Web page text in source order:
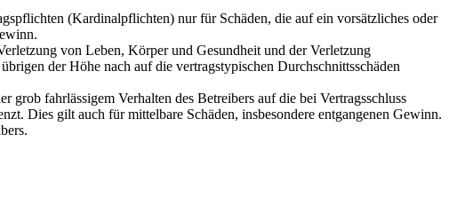
(Kardinalpflichten) nur für Schäden, die auf ein vorsätzliches oder
von Leben, Körper und Gesundheit und der Verletzung
der Höhe nach auf die vertragstypischen Durchschnittsschäden
fahrlässigem Verhalten des Betreibers auf die bei Vertragsschluss
Dies gilt auch für mittelbare Schäden, insbesondere entgangenen Gewinn.